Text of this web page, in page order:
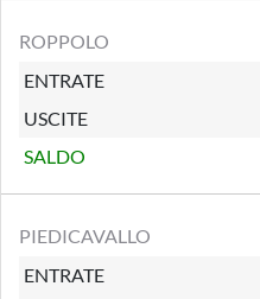
ROPPOLO
ENTRATE
USCITE
SALDO
PIEDICAVALLO
ENTRATE